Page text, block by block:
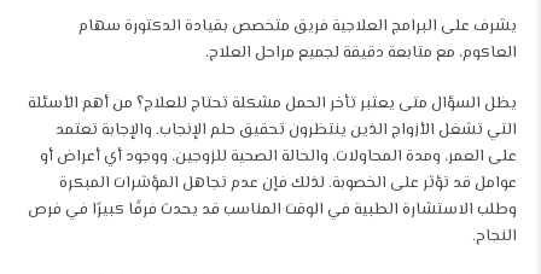
يشرف على البرامج العلاجية فريق متخصص بقيادة الدكتورة سهام
العاكوم، مع متابعة دقيقة لجميع مراحل العلاج.
يظل السؤال متى يعتبر تأخر الحمل مشكلة تحتاج للعلاج؟ من أهم الأسئلة
التي تشغل الأزواج الذين ينتظرون تحقيق حلم الإنجاب. والإجابة تعتمد
على العمر، ومدة المحاولات، والحالة الصحية للزوجين، ووجود أي أعراض أو
عوامل قد تؤثر على الخصوبة. لذلك فإن عدم تجاهل المؤشرات المبكرة
وطلب الاستشارة الطبية في الوقت المناسب قد يحدث فرقًا كبيرًا في فرص
النجاح.